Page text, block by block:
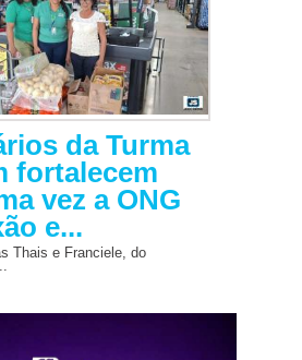
da Turma
fortalecem
vez a ONG
e...
Thais e Franciele, do